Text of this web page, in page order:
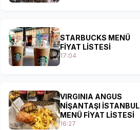
STARBUCKS MENÜ
FİYAT LİSTESİ
17:04
VIRGINIA ANGUS
NİŞANTAŞI İSTANBUL
MENÜ FİYAT LİSTESİ
16:27